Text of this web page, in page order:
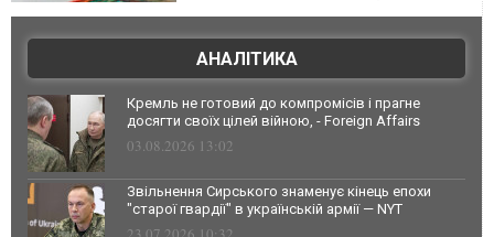
АНАЛІТИКА
Кремль не готовий до компромісів і прагне
досягти своїх цілей війною, - Foreign Affairs
03.08.2026 13:02
Звільнення Сирського знаменує кінець епохи
"старої гвардії" в українській армії — NYT